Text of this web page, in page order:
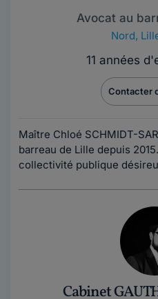
Avocat au
Nord,
11 années
Contacter
Maître Chloé SCHMIDT-
barreau de Lille depuis
collectivité publique
Cabinet